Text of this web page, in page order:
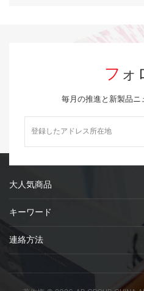
フ
毎月の推進と新製品
大人気商品
キーワード
連絡方法